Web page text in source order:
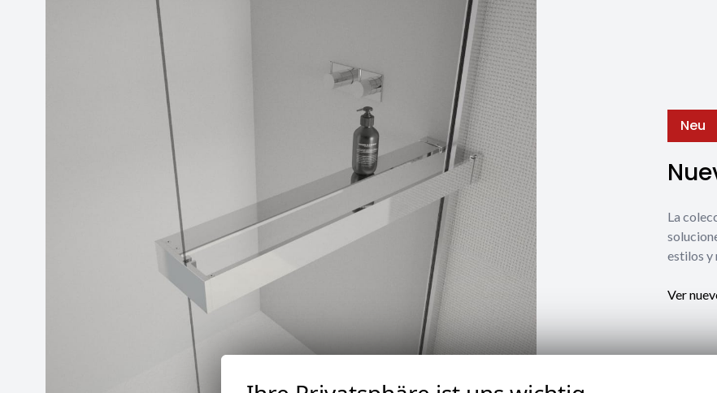
Neu
La
estilos y
Ver